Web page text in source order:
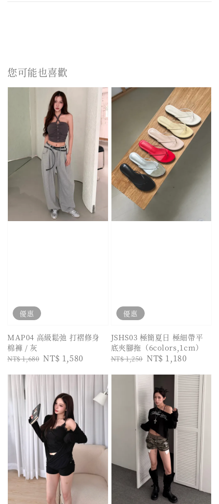
您可能也喜歡
優惠
MAP04 高級鬆弛 打褶修身
棉褲 / 灰
Regular
NT$ 1,680 Sale
NT$ 1,580
優惠
JSHS03 極簡夏日 極細帶平
底夾腳拖（6colors,1cm）
Regular
NT$ 1,250 Sale
NT$ 1,180